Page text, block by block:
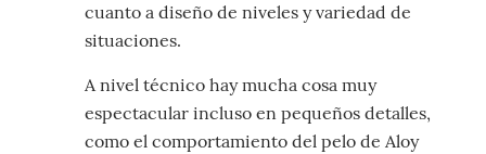
cuanto a diseño de niveles y variedad de
situaciones.
A nivel técnico hay mucha cosa muy
espectacular incluso en pequeños detalles,
como el comportamiento del pelo de Aloy